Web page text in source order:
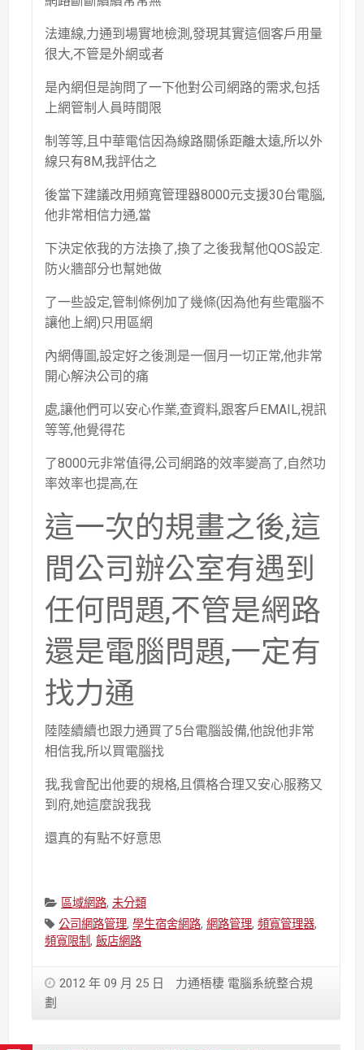
法連線,力通到場實地檢測,發現其實這個客戶用量
很大,不管是外網或者
是內網但是詢問了一下他對公司網路的需求,包括
上網管制人員時間限
制等等,且中華電信因為線路關係距離太遠,所以外
線只有8M,我評估之
後當下建議改用頻寬管理器8000元支援30台電腦,
他非常相信力通,當
下決定依我的方法換了,換了之後我幫他QOS設定.
防火牆部分也幫她做
了一些設定,管制條例加了幾條(因為他有些電腦不
讓他上網)只用區網
內網傳圖,設定好之後測是一個月一切正常,他非常
開心解決公司的痛
處,讓他們可以安心作業,查資料,跟客戶EMAIL,視訊
等等,他覺得花
了8000元非常值得,公司網路的效率變高了,自然功
率效率也提高,在
這一次的規畫之後,這
間公司辦公室有遇到
任何問題,不管是網路
還是電腦問題,一定有
找力通
陸陸續續也跟力通買了5台電腦設備,他說他非常
相信我,所以買電腦找
我,我會配出他要的規格,且價格合理又安心服務又
到府,她這麼說我我
還真的有點不好意思
Categories:
區域網路, 未分類
Tags:
公司網路管理, 學生宿舍網路, 網路管理, 頻寬管理器,
頻寬限制, 飯店網路
2012 年 09 月 25 日
力通梧棲 電腦系統整合規
劃